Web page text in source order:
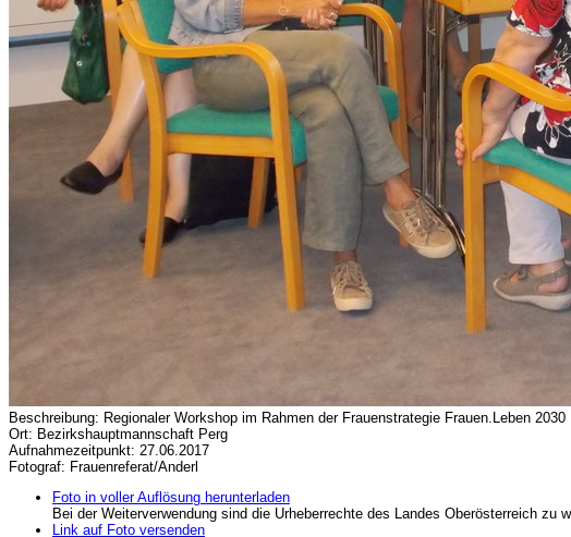
Beschreibung: Regionaler Workshop im Rahmen der Frauenstrategie Frauen.Leben 2030
Ort: Bezirkshauptmannschaft Perg
Aufnahmezeitpunkt: 27.06.2017
Fotograf: Frauenreferat/Anderl
Foto in voller Auflösung herunterladen
Bei der Weiterverwendung sind die Urheberrechte des Landes Oberösterreich
Link auf Foto versenden